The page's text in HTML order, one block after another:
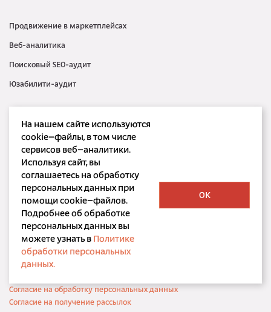
Продвижение в маркетплейсах
Веб-аналитика
Поисковый SEO-аудит
Юзабилити-аудит
Медийная реклама
SMM
SERM
ООО «Корпорация РБС»
bdbd.ru, 2001 — 2026
Согласие на обработку персональных данных
Согласие на получение рассылок
На нашем сайте используются
cookie–файлы, в том числе
сервисов веб–аналитики.
Используя сайт, вы
соглашаетесь на обработку
персональных данных при
помощи cookie–файлов.
Подробнее об обработке
персональных данных вы
можете узнать в Политике
обработки персональных
данных.
OK